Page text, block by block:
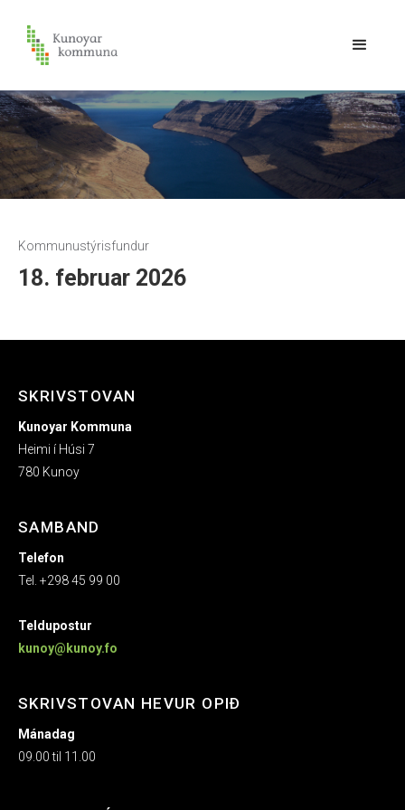
Kommunustýrisfundur
18. februar 2026
SKRIVSTOVAN
Kunoyar Kommuna
Heimi í Húsi 7
780 Kunoy
SAMBAND
Telefon
Tel. +298 45 99 00
Teldupostur
kunoy@kunoy.fo
SKRIVSTOVAN HEVUR OPIÐ
Mánadag
09.00 til 11.00